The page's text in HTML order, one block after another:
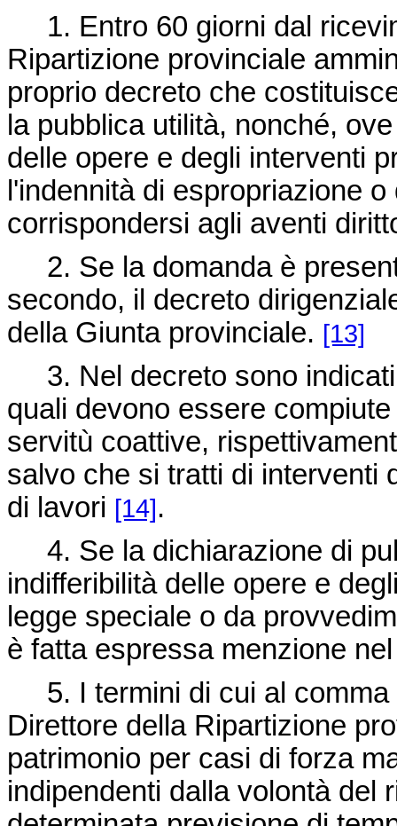
1. Entro 60 giorni dal
Ripartizione provinciale
proprio decreto che
la pubblica utilità, nonché,
delle opere e degli interventi
l'indennità di espropriazione
corrispondersi agli aventi
2. Se la domanda è
secondo, il decreto
della Giunta provinciale. [13]
3. Nel decreto sono
quali devono essere
servitù coattive,
salvo che si tratti di interventi
di lavori [14].
4. Se la dichiarazione di
indifferibilità delle opere e
legge speciale o da
è fatta espressa menzione
5. I termini di cui al comma
Direttore della Ripartizione
patrimonio per casi di forza
indipendenti dalla volontà del